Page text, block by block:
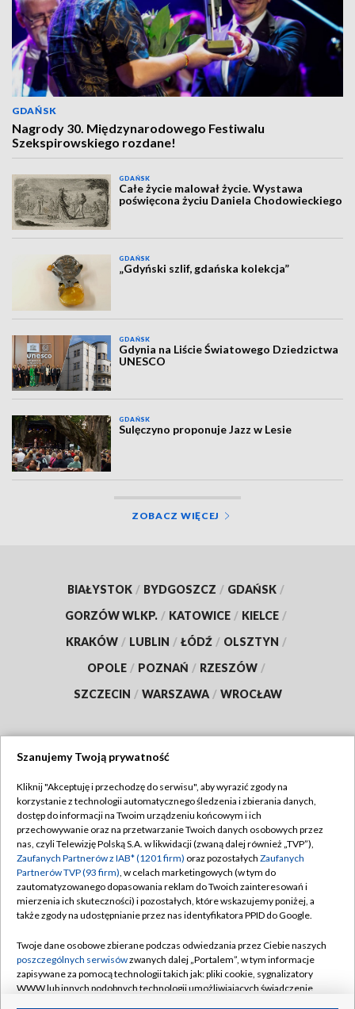
GDAŃSK
Nagrody 30. Międzynarodowego Festiwalu
Szekspirowskiego rozdane!
GDAŃSK
Całe życie malował życie. Wystawa
poświęcona życiu Daniela Chodowieckiego
GDAŃSK
„Gdyński szlif, gdańska kolekcja”
GDAŃSK
Gdynia na Liście Światowego Dziedzictwa
UNESCO
GDAŃSK
Sulęczyno proponuje Jazz w Lesie
ZOBACZ WIĘCEJ
BIAŁYSTOK / BYDGOSZCZ / GDAŃSK /
GORZÓW WLKP. / KATOWICE / KIELCE /
KRAKÓW / LUBLIN / ŁÓDŹ / OLSZTYN /
OPOLE / POZNAŃ / RZESZÓW /
SZCZECIN / WARSZAWA / WROCŁAW
TVP
Abonament TVP
Emisja w TVP
Centrum informacji TVP
Naziemna Telewizja Cyfrowa
Rada Programowa
System NOS
Regulamin TVP
Polityka prywatności
Moje zgody
Pomoc
Kontakt
Szanujemy Twoją prywatność
Kliknij "Akceptuję i przechodzę do serwisu", aby wyrazić zgody na
korzystanie z technologii automatycznego śledzenia i zbierania danych,
dostęp do informacji na Twoim urządzeniu końcowym i ich
przechowywanie oraz na przetwarzanie Twoich danych osobowych przez
nas, czyli Telewizję Polską S.A. w likwidacji (zwaną dalej również „TVP”),
Zaufanych Partnerów z IAB* (1201 firm) oraz pozostałych Zaufanych
Partnerów TVP (93 firm), w celach marketingowych (w tym do
zautomatyzowanego dopasowania reklam do Twoich zainteresowań i
mierzenia ich skuteczności) i pozostałych, które wskazujemy poniżej, a
także zgody na udostępnianie przez nas identyfikatora PPID do Google.
Twoje dane osobowe zbierane podczas odwiedzania przez Ciebie naszych
poszczególnych serwisówzwanych dalej „Portalem”, w tym informacje
zapisywane za pomocą technologii takich jak: pliki cookie, sygnalizatory
WWW lub innych podobnych technologii umożliwiających świadczenie